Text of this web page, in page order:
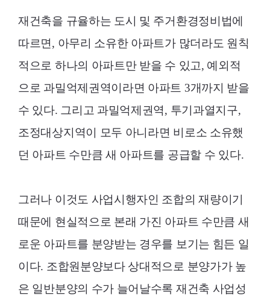
재건축을 규율하는 도시 및 주거환경정비법에
따르면, 아무리 소유한 아파트가 많더라도 원칙
적으로 하나의 아파트만 받을 수 있고, 예외적
으로 과밀억제권역이라면 아파트 3개까지 받을
수 있다. 그리고 과밀억제권역, 투기과열지구,
조정대상지역이 모두 아니라면 비로소 소유했
던 아파트 수만큼 새 아파트를 공급할 수 있다.
그러나 이것도 사업시행자인 조합의 재량이기
때문에 현실적으로 본래 가진 아파트 수만큼 새
로운 아파트를 분양받는 경우를 보기는 힘든 일
이다. 조합원분양보다 상대적으로 분양가가 높
은 일반분양의 수가 늘어날수록 재건축 사업성